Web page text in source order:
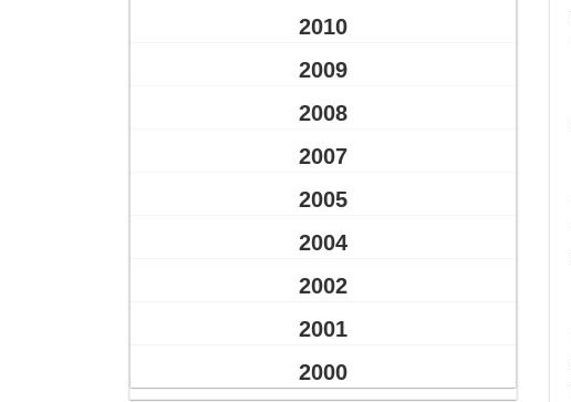
2010
2009
2008
2007
2005
2004
2002
2001
2000